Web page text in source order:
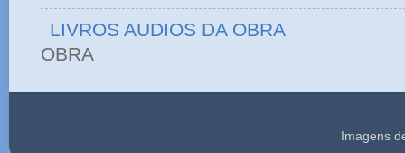
LIVROS AUDIOS DA OBRA
OBRA
Imagens